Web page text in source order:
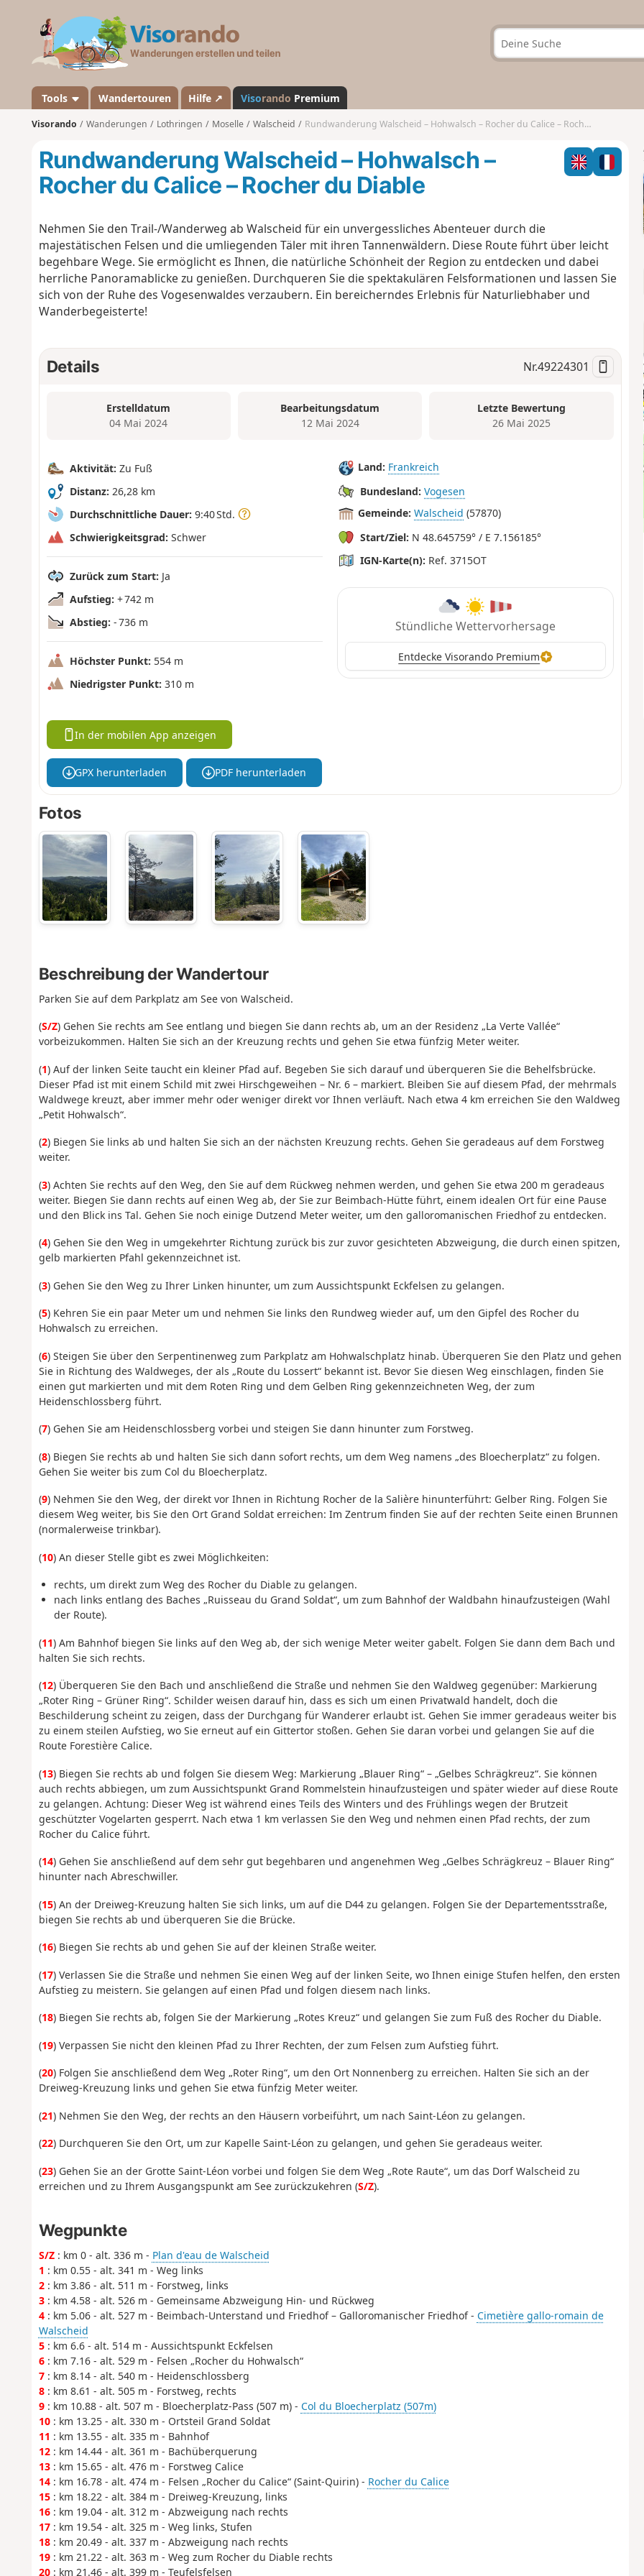
a
n
d
Tools Wandertouren Hilfe ↗ Visorando Premium
Visorando Wanderungen Lothringen Moselle Walscheid Rundwanderung Walscheid – Hohwalsch – Rocher du Calice – Rocher du Diable
Rundwanderung Walscheid – Hohwalsch –
Rocher du Calice – Rocher du Diable
Nehmen Sie den Trail-/Wanderweg ab Walscheid für ein unvergessliches Abenteuer durch die
majestätischen Felsen und die umliegenden Täler mit ihren Tannenwäldern. Diese Route führt über leicht
begehbare Wege. Sie ermöglicht es Ihnen, die natürliche Schönheit der Region zu entdecken und dabei
herrliche Panoramablicke zu genießen. Durchqueren Sie die spektakulären Felsformationen und lassen Sie
sich von der Ruhe des Vogesenwaldes verzaubern. Ein bereicherndes Erlebnis für Naturliebhaber und
Wanderbegeisterte!
Details Nr.49224301
Erstelldatum
04 Mai 2024
Bearbeitungsdatum
12 Mai 2024
Letzte Bewertung
26 Mai 2025
Aktivität: Zu Fuß
Distanz: 26,28 km
Durchschnittliche Dauer: 9:40 Std.
Schwierigkeitsgrad: Schwer
Zurück zum Start: Ja
Aufstieg: + 742 m
Abstieg: - 736 m
Höchster Punkt: 554 m
Niedrigster Punkt: 310 m
Land: Frankreich
Bundesland: Vogesen
Gemeinde: Walscheid (57870)
Start/Ziel: N 48.645759° / E 7.156185°
IGN-Karte(n): Ref. 3715OT
Stündliche Wettervorhersage
Entdecke Visorando Premium
In der mobilen App anzeigen
GPX herunterladen PDF herunterladen
Fotos
Beschreibung der Wandertour
Parken Sie auf dem Parkplatz am See von Walscheid.
(S/Z) Gehen Sie rechts am See entlang und biegen Sie dann rechts ab, um an der Residenz „La Verte Vallée“
vorbeizukommen. Halten Sie sich an der Kreuzung rechts und gehen Sie etwa fünfzig Meter weiter.
(1) Auf der linken Seite taucht ein kleiner Pfad auf. Begeben Sie sich darauf und überqueren Sie die Behelfsbrücke.
Dieser Pfad ist mit einem Schild mit zwei Hirschgeweihen – Nr. 6 – markiert. Bleiben Sie auf diesem Pfad, der mehrmals
Waldwege kreuzt, aber immer mehr oder weniger direkt vor Ihnen verläuft. Nach etwa 4 km erreichen Sie den Waldweg
„Petit Hohwalsch“.
(2) Biegen Sie links ab und halten Sie sich an der nächsten Kreuzung rechts. Gehen Sie geradeaus auf dem Forstweg
weiter.
(3) Achten Sie rechts auf den Weg, den Sie auf dem Rückweg nehmen werden, und gehen Sie etwa 200 m geradeaus
weiter. Biegen Sie dann rechts auf einen Weg ab, der Sie zur Beimbach-Hütte führt, einem idealen Ort für eine Pause
und den Blick ins Tal. Gehen Sie noch einige Dutzend Meter weiter, um den galloromanischen Friedhof zu entdecken.
(4) Gehen Sie den Weg in umgekehrter Richtung zurück bis zur zuvor gesichteten Abzweigung, die durch einen spitzen,
gelb markierten Pfahl gekennzeichnet ist.
(3) Gehen Sie den Weg zu Ihrer Linken hinunter, um zum Aussichtspunkt Eckfelsen zu gelangen.
(5) Kehren Sie ein paar Meter um und nehmen Sie links den Rundweg wieder auf, um den Gipfel des Rocher du
Hohwalsch zu erreichen.
(6) Steigen Sie über den Serpentinenweg zum Parkplatz am Hohwalschplatz hinab. Überqueren Sie den Platz und gehen
Sie in Richtung des Waldweges, der als „Route du Lossert“ bekannt ist. Bevor Sie diesen Weg einschlagen, finden Sie
einen gut markierten und mit dem Roten Ring und dem Gelben Ring gekennzeichneten Weg, der zum
Heidenschlossberg führt.
(7) Gehen Sie am Heidenschlossberg vorbei und steigen Sie dann hinunter zum Forstweg.
(8) Biegen Sie rechts ab und halten Sie sich dann sofort rechts, um dem Weg namens „des Bloecherplatz“ zu folgen.
Gehen Sie weiter bis zum Col du Bloecherplatz.
(9) Nehmen Sie den Weg, der direkt vor Ihnen in Richtung Rocher de la Salière hinunterführt: Gelber Ring. Folgen Sie
diesem Weg weiter, bis Sie den Ort Grand Soldat erreichen: Im Zentrum finden Sie auf der rechten Seite einen Brunnen
(normalerweise trinkbar).
(10) An dieser Stelle gibt es zwei Möglichkeiten:
rechts, um direkt zum Weg des Rocher du Diable zu gelangen.
nach links entlang des Baches „Ruisseau du Grand Soldat“, um zum Bahnhof der Waldbahn hinaufzusteigen (Wahl
der Route).
(11) Am Bahnhof biegen Sie links auf den Weg ab, der sich wenige Meter weiter gabelt. Folgen Sie dann dem Bach und
halten Sie sich rechts.
(12) Überqueren Sie den Bach und anschließend die Straße und nehmen Sie den Waldweg gegenüber: Markierung
„Roter Ring – Grüner Ring“. Schilder weisen darauf hin, dass es sich um einen Privatwald handelt, doch die
Beschilderung scheint zu zeigen, dass der Durchgang für Wanderer erlaubt ist. Gehen Sie immer geradeaus weiter bis
zu einem steilen Aufstieg, wo Sie erneut auf ein Gittertor stoßen. Gehen Sie daran vorbei und gelangen Sie auf die
Route Forestière Calice.
(13) Biegen Sie rechts ab und folgen Sie diesem Weg: Markierung „Blauer Ring“ – „Gelbes Schrägkreuz“. Sie können
auch rechts abbiegen, um zum Aussichtspunkt Grand Rommelstein hinaufzusteigen und später wieder auf diese Route
zu gelangen. Achtung: Dieser Weg ist während eines Teils des Winters und des Frühlings wegen der Brutzeit
geschützter Vogelarten gesperrt. Nach etwa 1 km verlassen Sie den Weg und nehmen einen Pfad rechts, der zum
Rocher du Calice führt.
(14) Gehen Sie anschließend auf dem sehr gut begehbaren und angenehmen Weg „Gelbes Schrägkreuz – Blauer Ring“
hinunter nach Abreschwiller.
(15) An der Dreiweg-Kreuzung halten Sie sich links, um auf die D44 zu gelangen. Folgen Sie der Departementsstraße,
biegen Sie rechts ab und überqueren Sie die Brücke.
(16) Biegen Sie rechts ab und gehen Sie auf der kleinen Straße weiter.
(17) Verlassen Sie die Straße und nehmen Sie einen Weg auf der linken Seite, wo Ihnen einige Stufen helfen, den ersten
Aufstieg zu meistern. Sie gelangen auf einen Pfad und folgen diesem nach links.
(18) Biegen Sie rechts ab, folgen Sie der Markierung „Rotes Kreuz“ und gelangen Sie zum Fuß des Rocher du Diable.
(19) Verpassen Sie nicht den kleinen Pfad zu Ihrer Rechten, der zum Felsen zum Aufstieg führt.
(20) Folgen Sie anschließend dem Weg „Roter Ring“, um den Ort Nonnenberg zu erreichen. Halten Sie sich an der
Dreiweg-Kreuzung links und gehen Sie etwa fünfzig Meter weiter.
(21) Nehmen Sie den Weg, der rechts an den Häusern vorbeiführt, um nach Saint-Léon zu gelangen.
(22) Durchqueren Sie den Ort, um zur Kapelle Saint-Léon zu gelangen, und gehen Sie geradeaus weiter.
(23) Gehen Sie an der Grotte Saint-Léon vorbei und folgen Sie dem Weg „Rote Raute“, um das Dorf Walscheid zu
erreichen und zu Ihrem Ausgangspunkt am See zurückzukehren (S/Z).
Wegpunkte
S/Z: km 0 - alt. 336 m - Plan d'eau de Walscheid
1 : km 0.55 - alt. 341 m - Weg links
2: km 3.86 - alt. 511 m - Forstweg, links
3: km 4.58 - alt. 526 m - Gemeinsame Abzweigung Hin- und Rückweg
4: km 5.06 - alt. 527 m - Beimbach-Unterstand und Friedhof – Galloromanischer Friedhof - Cimetière gallo-romain de
Walscheid
5: km 6.6 - alt. 514 m - Aussichtspunkt Eckfelsen
6: km 7.16 - alt. 529 m - Felsen „Rocher du Hohwalsch“
7: km 8.14 - alt. 540 m - Heidenschlossberg
8: km 8.61 - alt. 505 m - Forstweg, rechts
9: km 10.88 - alt. 507 m - Bloecherplatz-Pass (507 m) - Col du Bloecherplatz (507m)
10: km 13.25 - alt. 330 m - Ortsteil Grand Soldat
11 : km 13.55 - alt. 335 m - Bahnhof
12: km 14.44 - alt. 361 m - Bachüberquerung
13: km 15.65 - alt. 476 m - Forstweg Calice
14: km 16.78 - alt. 474 m - Felsen „Rocher du Calice“ (Saint-Quirin) - Rocher du Calice
15: km 18.22 - alt. 384 m - Dreiweg-Kreuzung, links
16: km 19.04 - alt. 312 m - Abzweigung nach rechts
17: km 19.54 - alt. 325 m - Weg links, Stufen
18: km 20.49 - alt. 337 m - Abzweigung nach rechts
19: km 21.22 - alt. 363 m - Weg zum Rocher du Diable rechts
20: km 21.46 - alt. 399 m - Teufelsfelsen